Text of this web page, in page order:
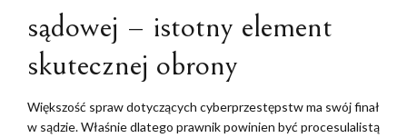
sądowej – istotny element
skutecznej obrony
Większość spraw dotyczących cyberprzestępstw ma swój finał
w sądzie. Właśnie dlatego prawnik powinien być procesulalistą